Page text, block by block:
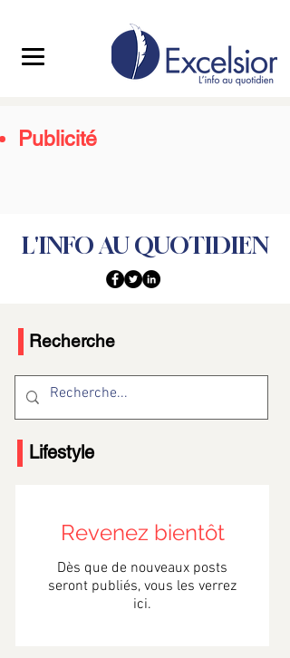
Publicité
L'INFO AU QUOTIDIEN
Recherche
Lifestyle
Revenez bientôt
Dès que de nouveaux posts
seront publiés, vous les verrez
ici.